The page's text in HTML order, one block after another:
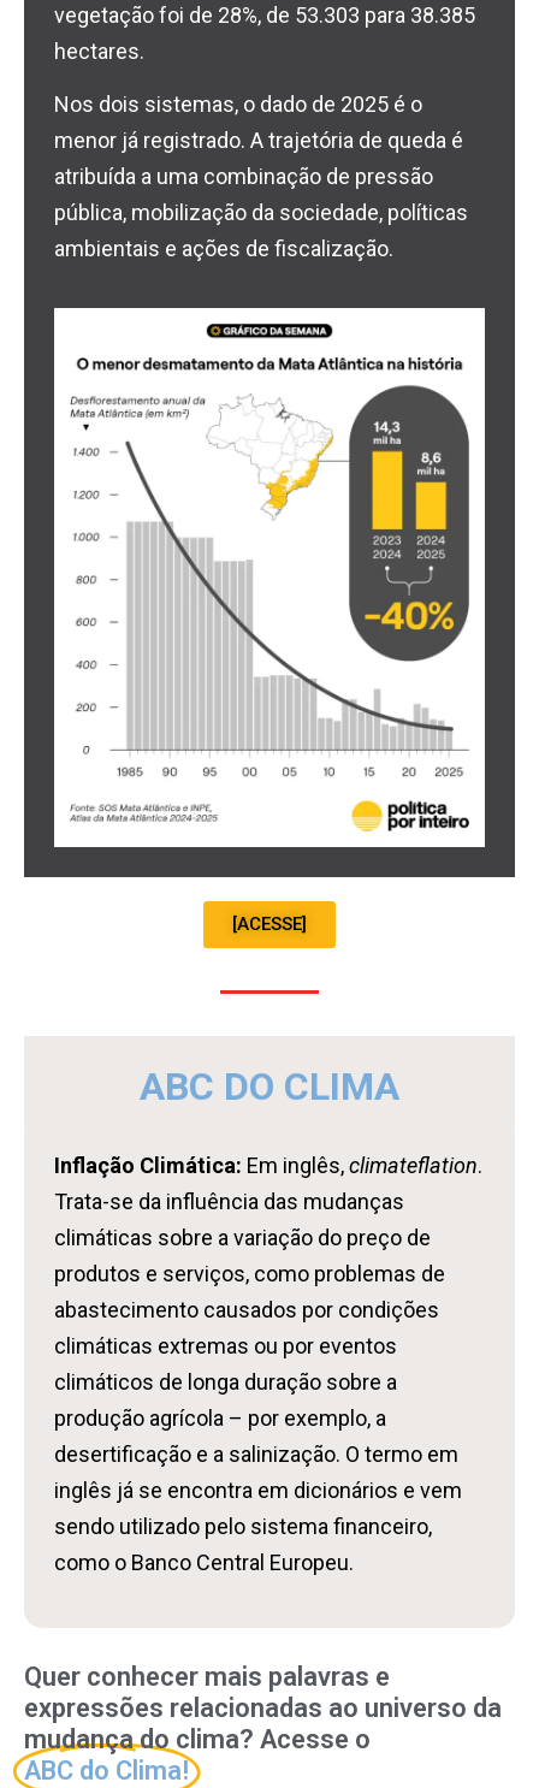
vegetação foi de 28%, de 53.303 para 38.385
hectares.
Nos dois sistemas, o dado de 2025 é o
menor já registrado. A trajetória de queda é
atribuída a uma combinação de pressão
pública, mobilização da sociedade, políticas
ambientais e ações de fiscalização.
[ACESSE]
ABC DO CLIMA
Inflação Climática: Em inglês,climateflation.
Trata-se da influência das mudanças
climáticas sobre a variação do preço de
produtos e serviços, como problemas de
abastecimento causados ​​por condições
climáticas extremas ou por eventos
climáticos de longa duração sobre a
produção agrícola – por exemplo, a
desertificação e a salinização. O termo em
inglês já se encontra em dicionários e vem
sendo utilizado pelo sistema financeiro,
como o Banco Central Europeu.
Quer conhecer mais palavras e
expressões relacionadas ao universo da
mudança do clima? Acesse o
ABC do Clima!